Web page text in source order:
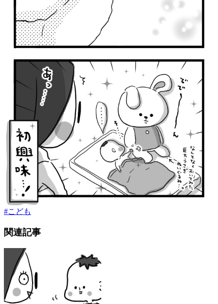
#こども
関連記事